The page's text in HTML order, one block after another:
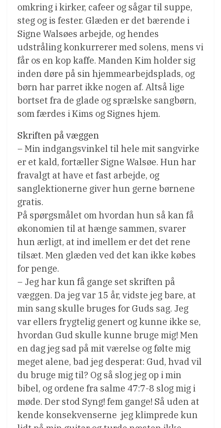
omkring i kirker, cafeer og sågar til suppe,
steg og is fester. Glæden er det bærende i
Signe Walsøes arbejde, og hendes
udstråling konkurrerer med solens, mens vi
får os en kop kaffe. Manden Kim holder sig
inden døre på sin hjemmearbejdsplads, og
børn har parret ikke nogen af. Altså lige
bortset fra de glade og sprælske sangbørn,
som færdes i Kims og Signes hjem.
Skriften på væggen
– Min indgangsvinkel til hele mit sangvirke
er et kald, fortæller Signe Walsøe. Hun har
fravalgt at have et fast arbejde, og
sanglektionerne giver hun gerne børnene
gratis.
På spørgsmålet om hvordan hun så kan få
økonomien til at hænge sammen, svarer
hun ærligt, at ind imellem er det det rene
tilsæt. Men glæden ved det kan ikke købes
for penge.
– Jeg har kun få gange set skriften på
væggen. Da jeg var 15 år, vidste jeg bare, at
min sang skulle bruges for Guds sag. Jeg
var ellers frygtelig genert og kunne ikke se,
hvordan Gud skulle kunne bruge mig! Men
en dag jeg sad på mit værelse og følte mig
meget alene, bad jeg desperat: Gud, hvad vil
du bruge mig til? Og så slog jeg op i min
bibel, og ordene fra salme 47:7-8 slog mig i
møde. Der stod Syng! fem gange! Så uden at
kende konsekvenserne  jeg klimprede kun